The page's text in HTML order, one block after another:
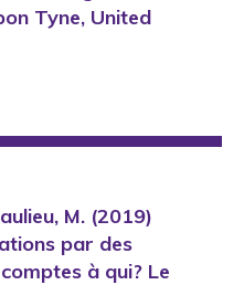
Tyne, United
M. (2019)
par des
à qui? Le